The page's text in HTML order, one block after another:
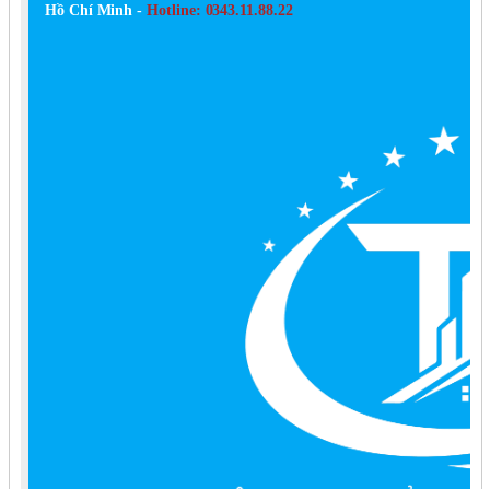
Hồ Chí Minh -Hotline: 0343.11.88.22